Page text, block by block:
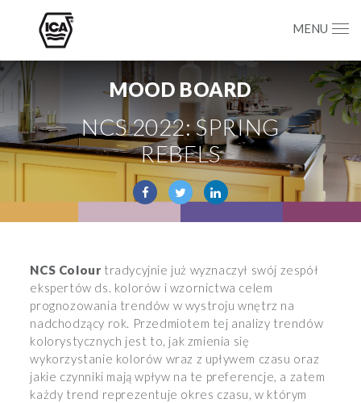
MENU
MOOD BOARD
NCS 2022: SPRING
REBELS
NCS Colour tradycyjnie już wyznaczył swój zespół
ekspertów ds. kolorów i wzornictwa celem
prognozowania trendów w wystroju wnętrz na
nadchodzący rok. Przedmiotem tej analizy trendów
kolorystycznych jest to, jak zmienia się
wykorzystanie kolorów wraz z upływem czasu oraz
jakie czynniki mają wpływ na te preferencje, a zatem
każdy trend reprezentuje okres czasu, w którym